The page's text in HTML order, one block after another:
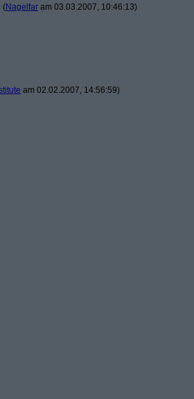
(Nagelfar am 03.03.2007, 10:46:13)
am 02.02.2007, 14:56:59)